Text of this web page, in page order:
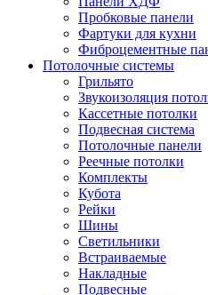
Пробковые панели
Фартуки для кухни
Фиброцементные
Потолочные системы
Грильято
Звукоизоляция
Кассетные потолки
Подвесная система
Потолочные панели
Реечные потолки
Комплекты
Кубота
Рейки
Шины
Светильники
Встраиваемые
Накладные
Подвесные